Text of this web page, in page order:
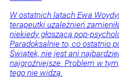
W ostatnich latach Ewa
terapeutki uzależnień
niekiedy głoszącą pop-
Paradoksalnie to, co ostatnio
Świątek, nie jest ani
najgroźniejsze. Problem w
tego nie widzą.